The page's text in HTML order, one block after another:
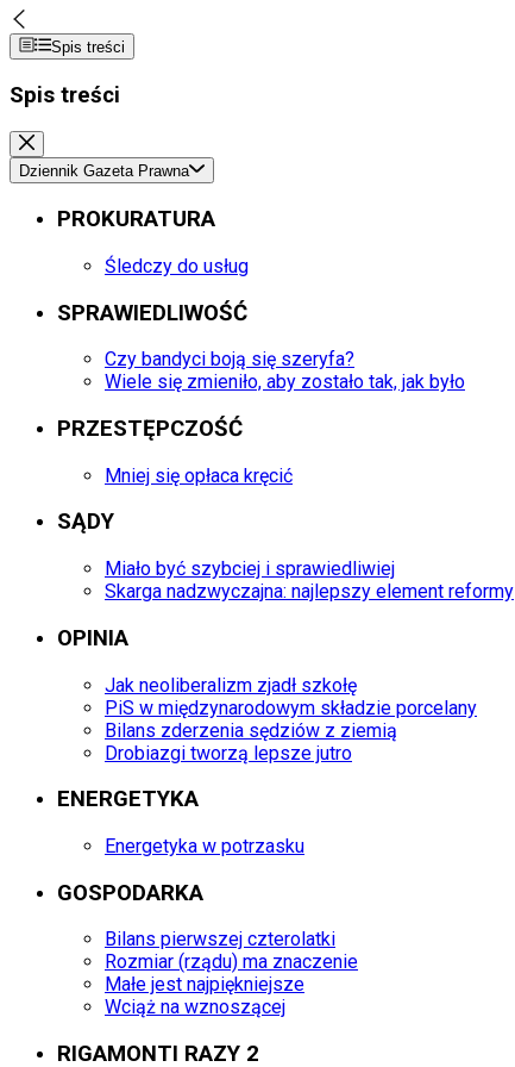
Spis treści
Spis treści
Dziennik Gazeta Prawna
PROKURATURA
Śledczy do usług
SPRAWIEDLIWOŚĆ
Czy bandyci boją się szeryfa?
Wiele się zmieniło, aby zostało tak, jak było
PRZESTĘPCZOŚĆ
Mniej się opłaca kręcić
SĄDY
Miało być szybciej i sprawiedliwiej
Skarga nadzwyczajna: najlepszy element reformy
OPINIA
Jak neoliberalizm zjadł szkołę
PiS w międzynarodowym składzie porcelany
Bilans zderzenia sędziów z ziemią
Drobiazgi tworzą lepsze jutro
ENERGETYKA
Energetyka w potrzasku
GOSPODARKA
Bilans pierwszej czterolatki
Rozmiar (rządu) ma znaczenie
Małe jest najpiękniejsze
Wciąż na wznoszącej
RIGAMONTI RAZY 2